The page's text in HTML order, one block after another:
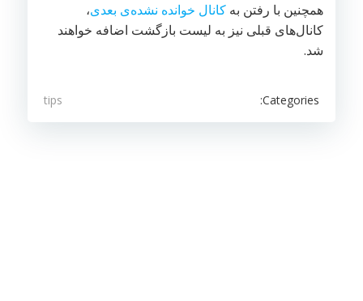
همچنین با رفتن به کانال خوانده نشده‌ی بعدی،
کانال‌های قبلی نیز به لیست بازگشت اضافه خواهند
شد.
Categories:
tips